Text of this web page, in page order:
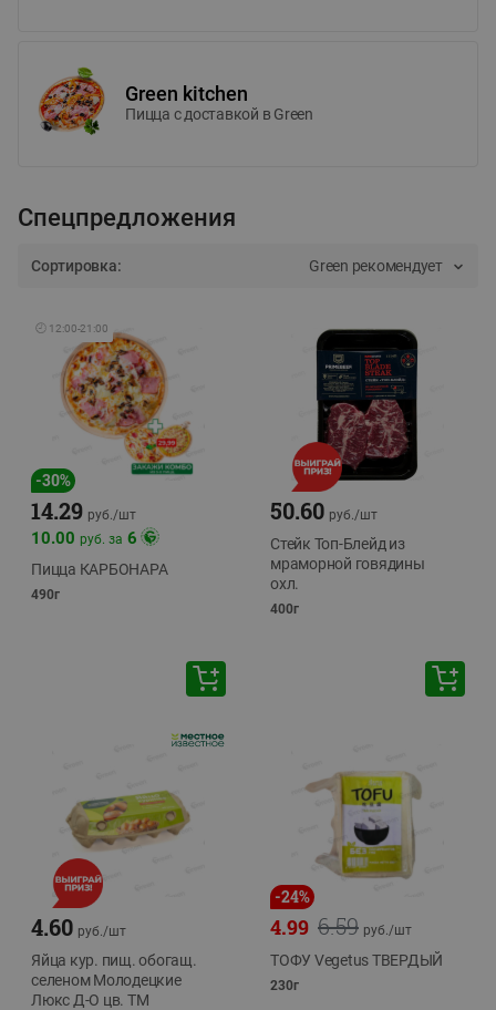
Green kitchen
Пицца c доставкой в Green
Спецпредложения
Сортировка: Green рекомендует
🕘 12:00-21:00
-30%
14.29 руб./шт
10.00 руб. за 6
Пицца КАРБОНАРА
490г
50.60 руб./шт
Стейк Топ-Блейд из
мраморной говядины
охл.
400г
4.60 руб./шт
Яйца кур. пищ. обогащ.
селеном Молодецкие
Люкс Д-О цв. ТМ
-24%
6.59
4.99 руб./шт
ТОФУ Vegetus ТВЕРДЫЙ
230г